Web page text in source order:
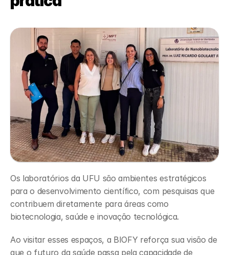
Os laboratórios da UFU são ambientes estratégicos
para o desenvolvimento científico, com pesquisas que
contribuem diretamente para áreas como
biotecnologia, saúde e inovação tecnológica.
Ao visitar esses espaços, a BIOFY reforça sua visão de
que o futuro da saúde passa pela capacidade de